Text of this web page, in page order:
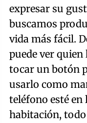
expresar su
buscamos
vida más fácil.
puede ver
tocar un botón
usarlo como
teléfono esté en
habitación,